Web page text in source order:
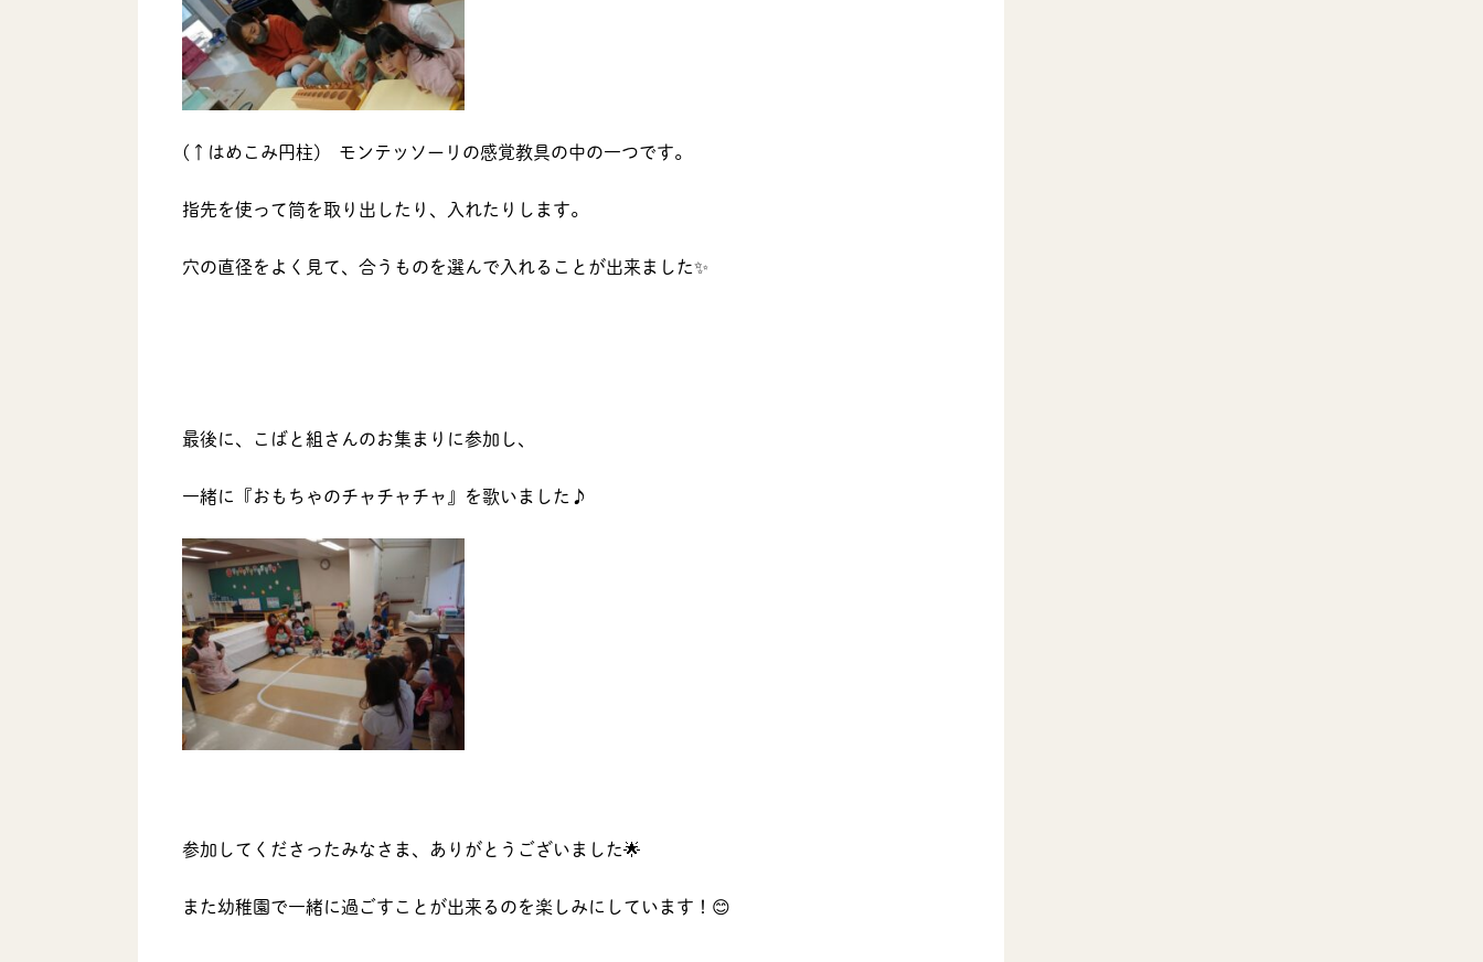
(↑はめこみ円柱) モンテッソーリの感覚教具の中の一つです。
指先を使って筒を取り出したり、入れたりします。
穴の直径をよく見て、合うものを選んで入れることが出来ました✨
最後に、こばと組さんのお集まりに参加し、
一緒に『おもちゃのチャチャチャ』を歌いました♪
参加してくださったみなさま、ありがとうございました🌟
また幼稚園で一緒に過ごすことが出来るのを楽しみにしています！😊